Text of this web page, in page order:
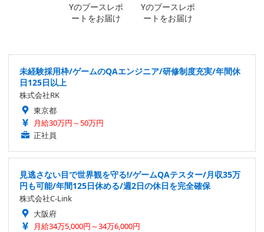
未経験採用枠/ゲームのQAエンジニア/研修制度充実/年間休
日125日以上
株式会社RK
東京都
月給30万円～50万円
正社員
見逃さない目で世界観を守る!/ゲームQAテスター/月収35万
円も可能/年間125日休める/週2日の休日を完全確保
株式会社C-Link
大阪府
月給34万5,000円～34万6,000円